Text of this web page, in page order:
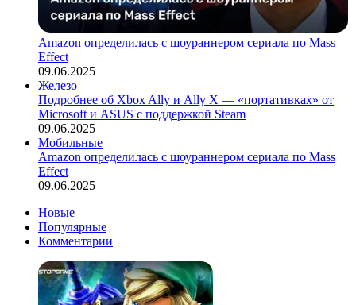
Amazon определилась с шоураннером сериала по Mass
Effect
09.06.2025
Железо
Подробнее об Xbox Ally и Ally X — «портативках» от
Microsoft и ASUS с поддержкой Steam
09.06.2025
Мобильные
Amazon определилась с шоураннером сериала по Mass
Effect
09.06.2025
Новые
Популярные
Комментарии